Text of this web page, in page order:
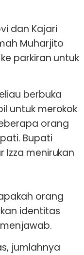
dan Kajari
Muharjito
parkiran untuk
berbuka
untuk merokok
orang
Bupati
menirukan
orang
identitas
jumlahnya